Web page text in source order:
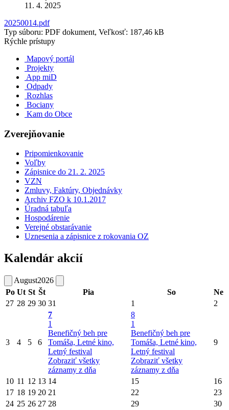
11. 4. 2025
20250014.pdf
Typ súboru: PDF dokument, Veľkosť: 187,46 kB
Rýchle prístupy
Mapový portál
Projekty
App miD
Odpady
Rozhlas
Bociany
Kam do Obce
Zverejňovanie
Pripomienkovanie
Voľby
Zápisnice do 21. 2. 2025
VZN
Zmluvy, Faktúry, Objednávky
Archiv FZO k 10.1.2017
Úradná tabuľa
Hospodárenie
Verejné obstarávanie
Uznesenia a zápisnice z rokovania OZ
Kalendár akcií
August2026
Po Ut St Št Pia So
Ne
27 28 29 30 31 1 2
3 4 5 6
7
1
Benefičný beh pre
Tomáša, Letné kino,
Letný festival
Zobraziť všetky
záznamy z dňa
8
1
Benefičný beh pre
Tomáša, Letné kino,
Letný festival
Zobraziť všetky
záznamy z dňa
9
10 11 12 13 14 15
16
17 18 19 20 21 22
23
24 25 26 27 28 29
30